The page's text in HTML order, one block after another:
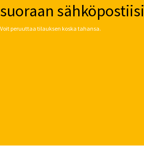
suoraan sähköpostiisi
Voit peruuttaa tilauksen koska tahansa.